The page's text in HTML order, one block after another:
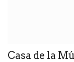
Casa de la